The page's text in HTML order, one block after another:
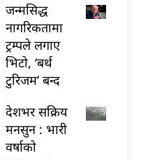
जन्मसिद्ध
नागरिकतामा
ट्रम्पले लगाए
भिटो, ‘बर्थ
टुरिजम’ बन्द
देशभर सक्रिय
मनसुन : भारी
वर्षाको